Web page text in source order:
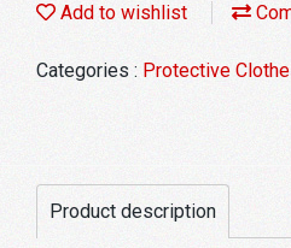
Add to wishlist
Categories : Protective
Product description